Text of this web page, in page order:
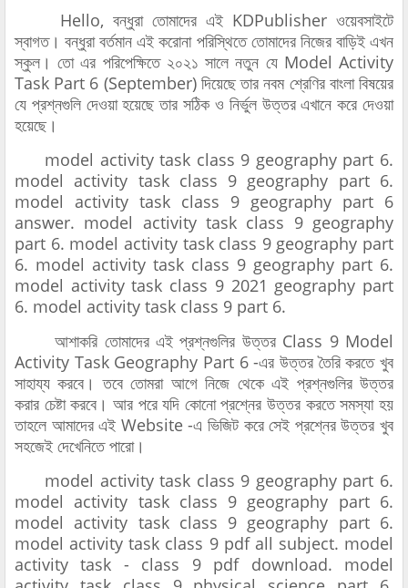
Hello, বন্ধুরা তোমাদের এই KDPublisher ওয়েবসাইটে
স্বাগত। বন্ধুরা বর্তমান এই করোনা পরিস্থিতে তোমাদের নিজের বাড়িই এখন
স্কুল। তো এর পরিপেক্ষিতে ২০২১ সালে নতুন যে Model Activity
Task Part 6 (September) দিয়েছে তার নবম শ্রেণির বাংলা বিষয়ের
যে প্রশ্নগুলি দেওয়া হয়েছে তার সঠিক ও নির্ভুল উত্তর এখানে করে দেওয়া
হয়েছে।
model activity task class 9 geography part 6.
model activity task class 9 geography part 6.
model activity task class 9 geography part 6
answer. model activity task class 9 geography
part 6. model activity task class 9 geography part
6. model activity task class 9 geography part 6.
model activity task class 9 2021 geography part
6. model activity task class 9 part 6.
আশাকরি তোমাদের এই প্রশ্নগুলির উত্তর Class 9 Model
Activity Task Geography Part 6 -এর উত্তর তৈরি করতে খুব
সাহায্য করবে। তবে তোমরা আগে নিজে থেকে এই প্রশ্নগুলির উত্তর
করার চেষ্টা করবে। আর পরে যদি কোনো প্রশ্নের উত্তর করতে সমস্যা হয়
তাহলে আমাদের এই Website -এ ভিজিট করে সেই প্রশ্নের উত্তর খুব
সহজেই দেখেনিতে পারো।
model activity task class 9 geography part 6.
model activity task class 9 geography part 6.
model activity task class 9 geography part 6.
model activity task class 9 pdf all subject. model
activity task - class 9 pdf download. model